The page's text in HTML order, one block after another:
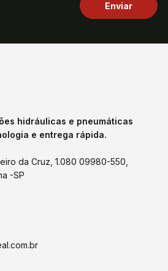
hidráulicas e pneumáticas
e entrega rápida.
da Cruz, 1.080 09980-550,
-SP